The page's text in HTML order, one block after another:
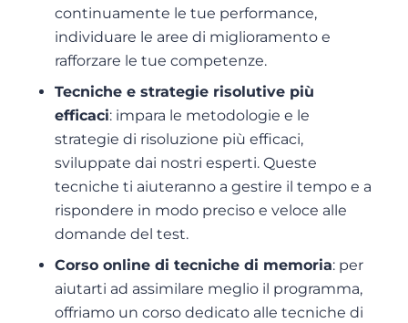
continuamente le tue performance,
individuare le aree di miglioramento e
rafforzare le tue competenze.
Tecniche e strategie risolutive più
efficaci: impara le metodologie e le
strategie di risoluzione più efficaci,
sviluppate dai nostri esperti. Queste
tecniche ti aiuteranno a gestire il tempo e a
rispondere in modo preciso e veloce alle
domande del test.
Corso online di tecniche di memoria: per
aiutarti ad assimilare meglio il programma,
offriamo un corso dedicato alle tecniche di